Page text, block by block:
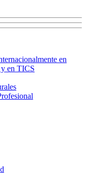
en
en TICS